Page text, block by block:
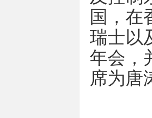
国，在
瑞士以
年会，
席为唐